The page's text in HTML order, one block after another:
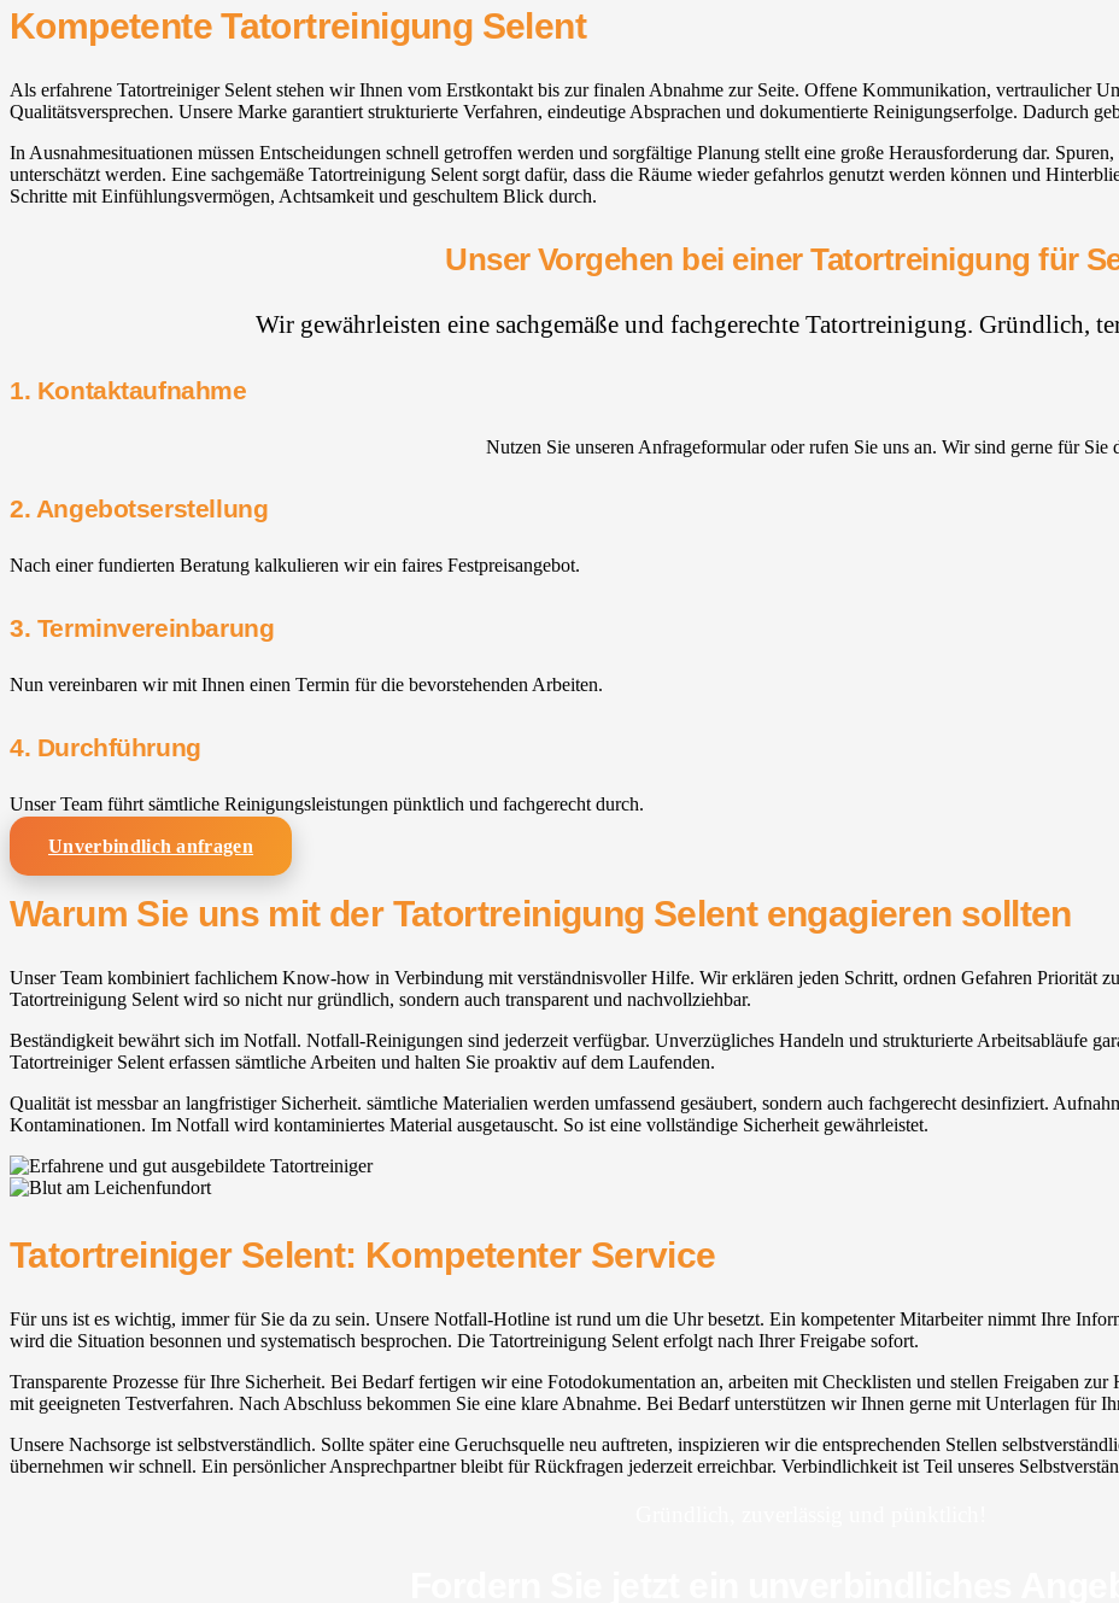
Kompetente Tatortreinigung Selent
Als erfahrene Tatortreiniger Selent stehen wir Ihnen vom Erstkontakt bis zur finalen Abnahme zur Seite. Offene Kommunikation, vertraulicher
Qualitätsversprechen. Unsere Marke garantiert strukturierte Verfahren, eindeutige Absprachen und dokumentierte Reinigungserfolge. Dadurch
In Ausnahmesituationen müssen Entscheidungen schnell getroffen werden und sorgfältige Planung stellt eine große Herausforderung dar.
unterschätzt werden. Eine sachgemäße Tatortreinigung Selent sorgt dafür, dass die Räume wieder gefahrlos genutzt werden können und
Schritte mit Einfühlungsvermögen, Achtsamkeit und geschultem Blick durch.
Unser Vorgehen bei einer Tatortreinigung für
Wir gewährleisten eine sachgemäße und fachgerechte Tatortreinigung. Gründlich,
1. Kontaktaufnahme
Nutzen Sie unseren Anfrageformular oder rufen Sie uns an. Wir sind gerne für Sie
2. Angebotserstellung
Nach einer fundierten Beratung kalkulieren wir ein faires Festpreisangebot.
3. Terminvereinbarung
Nun vereinbaren wir mit Ihnen einen Termin für die bevorstehenden Arbeiten.
4. Durchführung
Unser Team führt sämtliche Reinigungsleistungen pünktlich und fachgerecht durch.
Unverbindlich anfragen
Warum Sie uns mit der Tatortreinigung Selent engagieren sollten
Unser Team kombiniert fachlichem Know-how in Verbindung mit verständnisvoller Hilfe. Wir erklären jeden Schritt, ordnen Gefahren Priorität
Tatortreinigung Selent wird so nicht nur gründlich, sondern auch transparent und nachvollziehbar.
Beständigkeit bewährt sich im Notfall. Notfall-Reinigungen sind jederzeit verfügbar. Unverzügliches Handeln und strukturierte Arbeitsabläufe
Tatortreiniger Selent erfassen sämtliche Arbeiten und halten Sie proaktiv auf dem Laufenden.
Qualität ist messbar an langfristiger Sicherheit. sämtliche Materialien werden umfassend gesäubert, sondern auch fachgerecht desinfiziert.
Kontaminationen. Im Notfall wird kontaminiertes Material ausgetauscht. So ist eine vollständige Sicherheit gewährleistet.
Tatortreiniger Selent: Kompetenter Service
Für uns ist es wichtig, immer für Sie da zu sein. Unsere Notfall-Hotline ist rund um die Uhr besetzt. Ein kompetenter Mitarbeiter nimmt Ihre
wird die Situation besonnen und systematisch besprochen. Die Tatortreinigung Selent erfolgt nach Ihrer Freigabe sofort.
Transparente Prozesse für Ihre Sicherheit. Bei Bedarf fertigen wir eine Fotodokumentation an, arbeiten mit Checklisten und stellen Freigaben
mit geeigneten Testverfahren. Nach Abschluss bekommen Sie eine klare Abnahme. Bei Bedarf unterstützen wir Ihnen gerne mit Unterlagen für
Unsere Nachsorge ist selbstverständlich. Sollte später eine Geruchsquelle neu auftreten, inspizieren wir die entsprechenden Stellen
übernehmen wir schnell. Ein persönlicher Ansprechpartner bleibt für Rückfragen jederzeit erreichbar. Verbindlichkeit ist Teil unseres